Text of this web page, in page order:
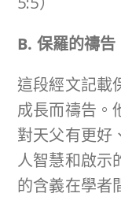
B. 保羅的禱告
這段經文記載
成長而禱告。
對天父有更好
人智慧和啟示
的含義在學者